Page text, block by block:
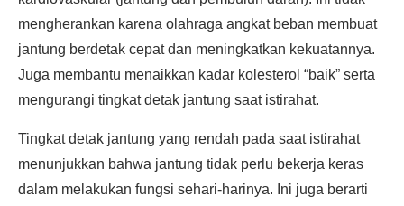
mengherankan karena olahraga angkat beban membuat
jantung berdetak cepat dan meningkatkan kekuatannya.
Juga membantu menaikkan kadar kolesterol “baik” serta
mengurangi tingkat detak jantung saat istirahat.
Tingkat detak jantung yang rendah pada saat istirahat
menunjukkan bahwa jantung tidak perlu bekerja keras
dalam melakukan fungsi sehari-harinya. Ini juga berarti